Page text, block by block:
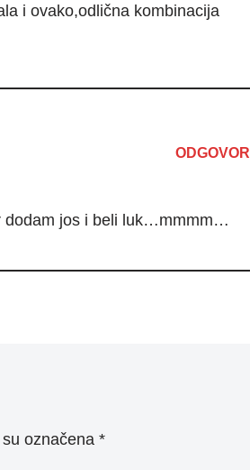
i ovako,odlična kombinacija
ODGOVOR
dodam jos i beli luk…mmmm…
označena *